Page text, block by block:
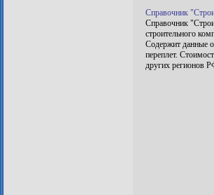
Справочник
Справочник
строительного
Содержит данные
переплет.
других регионов